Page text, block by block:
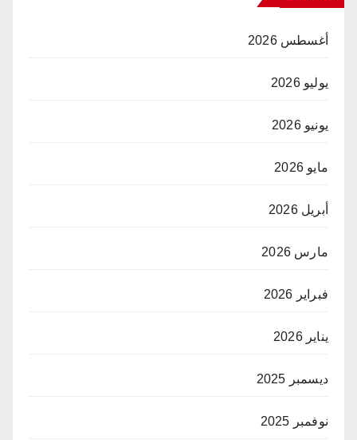
أغسطس 2026
يوليو 2026
يونيو 2026
مايو 2026
أبريل 2026
مارس 2026
فبراير 2026
يناير 2026
ديسمبر 2025
نوفمبر 2025